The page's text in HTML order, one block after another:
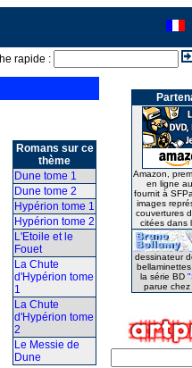
rapide :
Romans sur ce
thème
Dune tome 1
Dune tome 2
Hypérion tome 1
Hypérion tome 2
L'Etoile et le
Fouet
La Chute
d'Hypérion tome
1
La Chute
d'Hypérion tome
2
Le Messie de
Dune
Amazon,
en ligne
fournit à
images
couvertures
citées dans
dessinateur
la série BD
parue chez